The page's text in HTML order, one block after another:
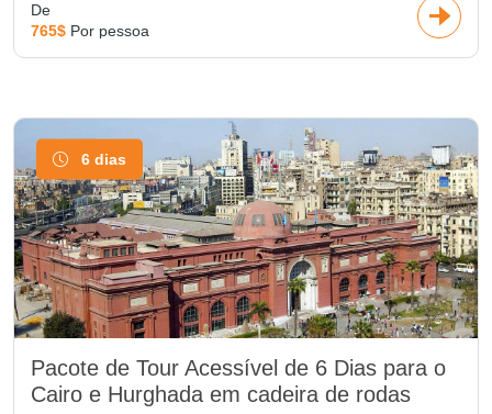
De
765$ Por pessoa
6 dias
Pacote de Tour Acessível de 6 Dias para o
Cairo e Hurghada em cadeira de rodas